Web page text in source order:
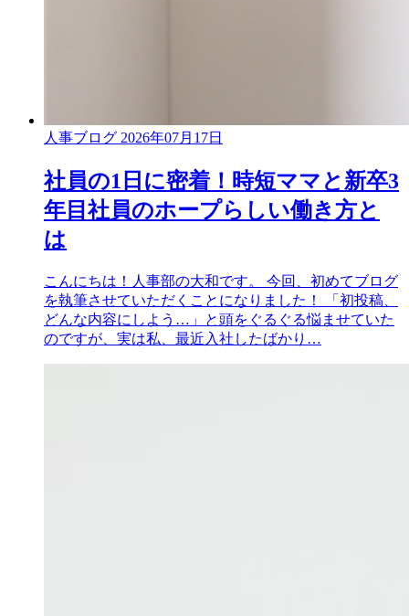
人事ブログ 2026年07月17日
社員の1日に密着！時短ママと新卒3
年目社員のホープらしい働き方と
は
こんにちは！人事部の大和です。 今回、初めてブログ
を執筆させていただくことになりました！ 「初投稿、
どんな内容にしよう…」と頭をぐるぐる悩ませていた
のですが、実は私、最近入社したばかり…